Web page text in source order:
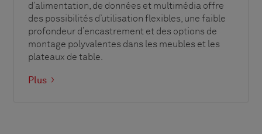
d’alimentation, de données et multimédia offre
des possibilités d’utilisation flexibles, une faible
profondeur d’encastrement et des options de
montage polyvalentes dans les meubles et les
plateaux de table.
Plus